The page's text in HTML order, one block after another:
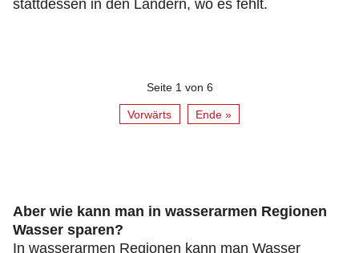
stattdessen in den Ländern, wo es fehlt.
Seite 1 von 6
Vorwärts Ende »
Aber wie kann man in wasserarmen Regionen
Wasser sparen?
In wasserarmen Regionen kann man Wasser